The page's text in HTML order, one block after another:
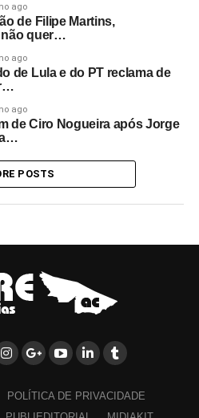
ago
de Filipe Martins,
quer…
ago
de Lula e do PT reclama de
ago
de Ciro Nogueira após Jorge
POSTS
POLÍTICA DE PRIVACIDADE